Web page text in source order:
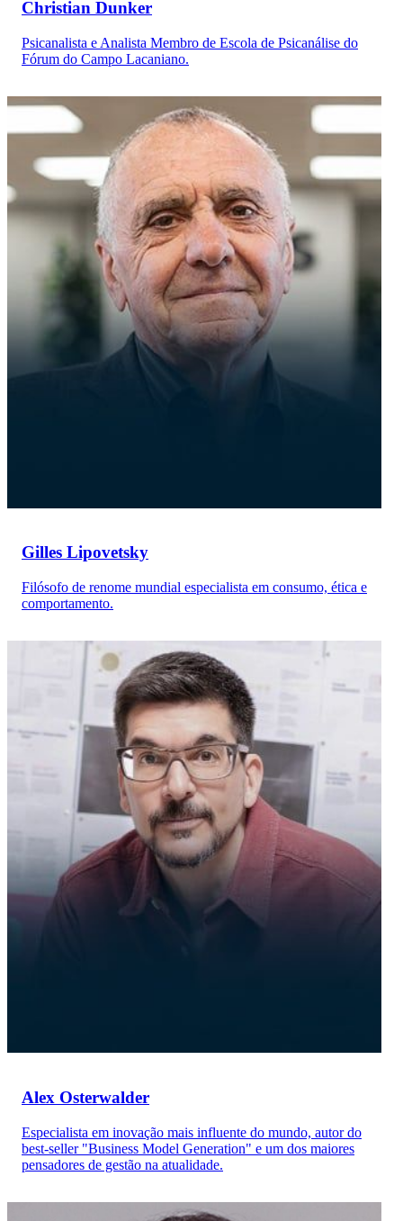
Christian Dunker
Psicanalista e Analista Membro de Escola de Psicanálise do
Fórum do Campo Lacaniano.
Gilles Lipovetsky
Filósofo de renome mundial especialista em consumo, ética e
comportamento.
Alex Osterwalder
Especialista em inovação mais influente do mundo, autor do
best-seller "Business Model Generation" e um dos maiores
pensadores de gestão na atualidade.